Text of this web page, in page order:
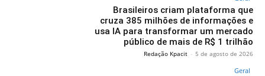
Brasileiros criam plataforma que
cruza 385 milhões de informações e
usa IA para transformar um mercado
público de mais de R$ 1 trilhão
Redação Kpacit - 5 de agosto de 2026
Geral